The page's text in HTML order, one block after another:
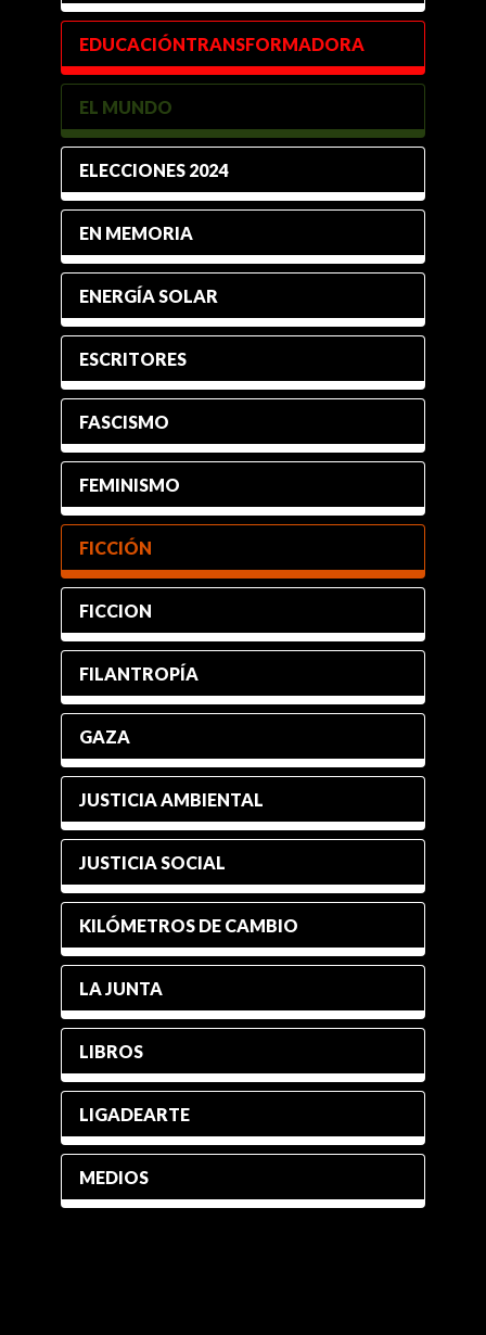
EDUCACIÓNTRANSFORMADORA
EL MUNDO
ELECCIONES 2024
EN MEMORIA
ENERGÍA SOLAR
ESCRITORES
FASCISMO
FEMINISMO
FICCIÓN
FICCION
FILANTROPÍA
GAZA
JUSTICIA AMBIENTAL
JUSTICIA SOCIAL
KILÓMETROS DE CAMBIO
LA JUNTA
LIBROS
LIGADEARTE
MEDIOS